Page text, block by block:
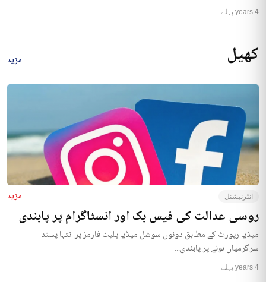
4 years پہلے
کھیل مزید
انٹرنیشنل مزید
روسی عدالت کی فیس بک اور انسٹاگرام پر پابندی
میڈیا رپورٹ کے مطابق دونوں سوشل میڈیا پلیٹ فارمز پر انتہا پسند
سرگرمیاں ہونے پر پابندی...
4 years پہلے